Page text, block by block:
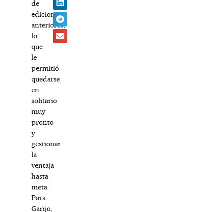
de
ediciones
anteriores,
lo
que
le
permitió
quedarse
en
solitario
muy
pronto
y
gestionar
la
ventaja
hasta
meta.
Para
Garijo,